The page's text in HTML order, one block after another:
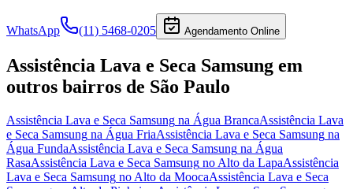
WhatsApp (11) 5468-0205 Agendamento Online
Assistência Lava e Seca Samsung em
outros bairros de São Paulo
Assistência Lava e Seca Samsung na Água BrancaAssistência Lava
e Seca Samsung na Água FriaAssistência Lava e Seca Samsung na
Água FundaAssistência Lava e Seca Samsung na Água
RasaAssistência Lava e Seca Samsung no Alto da LapaAssistência
Lava e Seca Samsung no Alto da MoocaAssistência Lava e Seca